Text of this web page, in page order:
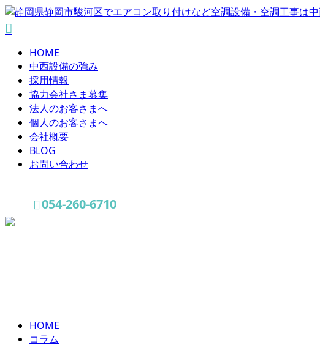
HOME
中西設備の強み
採用情報
協力会社さま募集
法人のお客さまへ
個人のお客さまへ
会社概要
BLOG
お問い合わせ
054-260-6710
HOME
コラム